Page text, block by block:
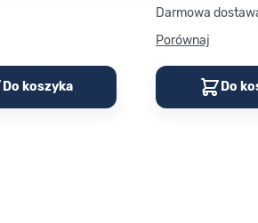
Do koszyka
Darmowa
Porównaj
Do